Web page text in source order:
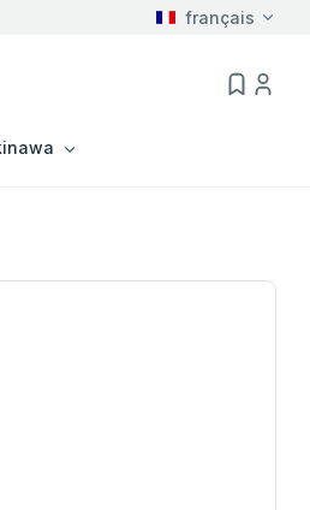
français